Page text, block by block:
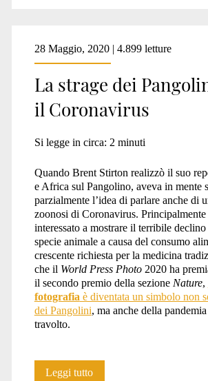
28 Maggio, 2020 | 4.899 letture
La strage dei
il Coronavirus
Si legge in circa: 2 minuti
Quando Brent Stirton realizzò il suo
e Africa sul Pangolino, aveva in mente
parzialmente l’idea di parlare anche di
zoonosi di Coronavirus.
interessato a mostrare il terribile declino
specie animale a causa del consumo
crescente richiesta per la medicina
che il World Press Photo2020 ha
il secondo premio della sezione Nature,
fotografia è diventata un simbolo non
dei Pangolini, ma anche della
travolto.
Leggi tuttoLa